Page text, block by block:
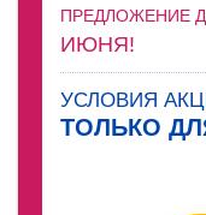
ПРЕДЛОЖЕНИЕ
ИЮНЯ!
УСЛОВИЯ
ТОЛЬКО